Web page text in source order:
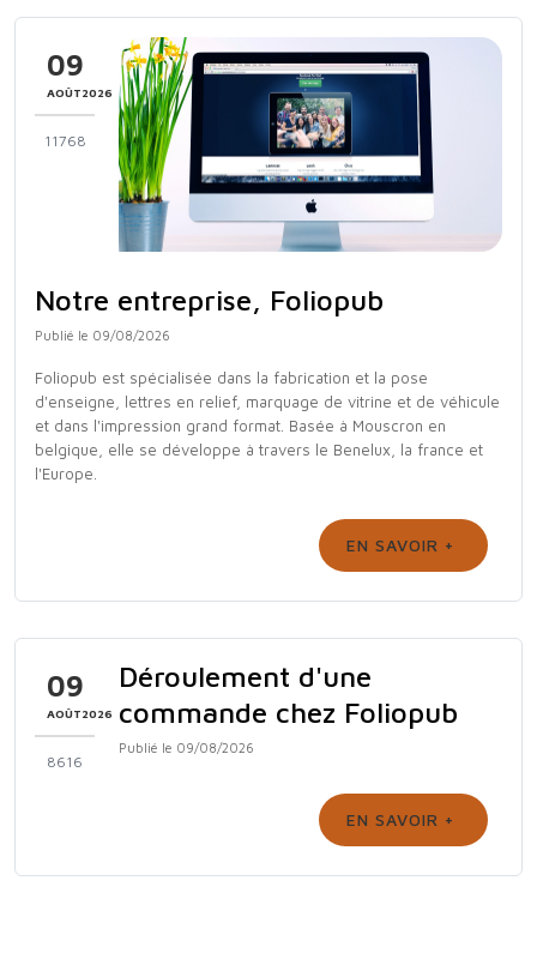
09
AOÛT2026
11768
Notre entreprise, Foliopub
Publié le 09/08/2026
Foliopub est spécialisée dans la fabrication et la pose
d'enseigne, lettres en relief, marquage de vitrine et de véhicule
et dans l'impression grand format. Basée à Mouscron en
belgique, elle se développe à travers le Benelux, la france et
l'Europe.
EN SAVOIR +
09
AOÛT2026
8616
Déroulement d'une
commande chez Foliopub
Publié le 09/08/2026
EN SAVOIR +